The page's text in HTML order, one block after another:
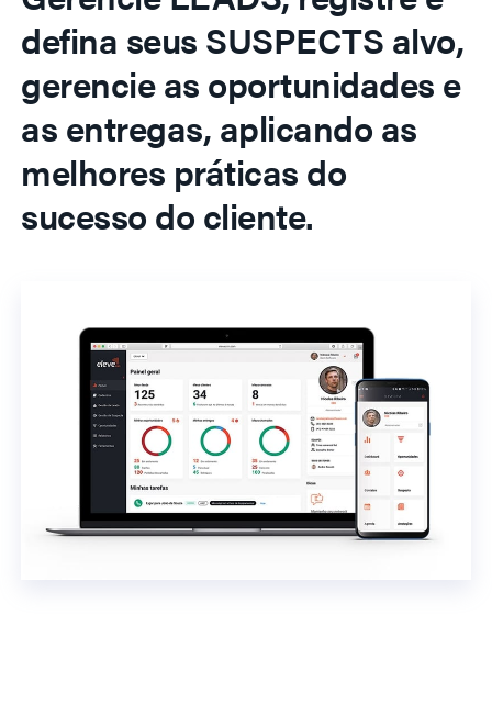
defina seus SUSPECTS alvo,
gerencie as oportunidades e
as entregas, aplicando as
melhores práticas do
sucesso do cliente.